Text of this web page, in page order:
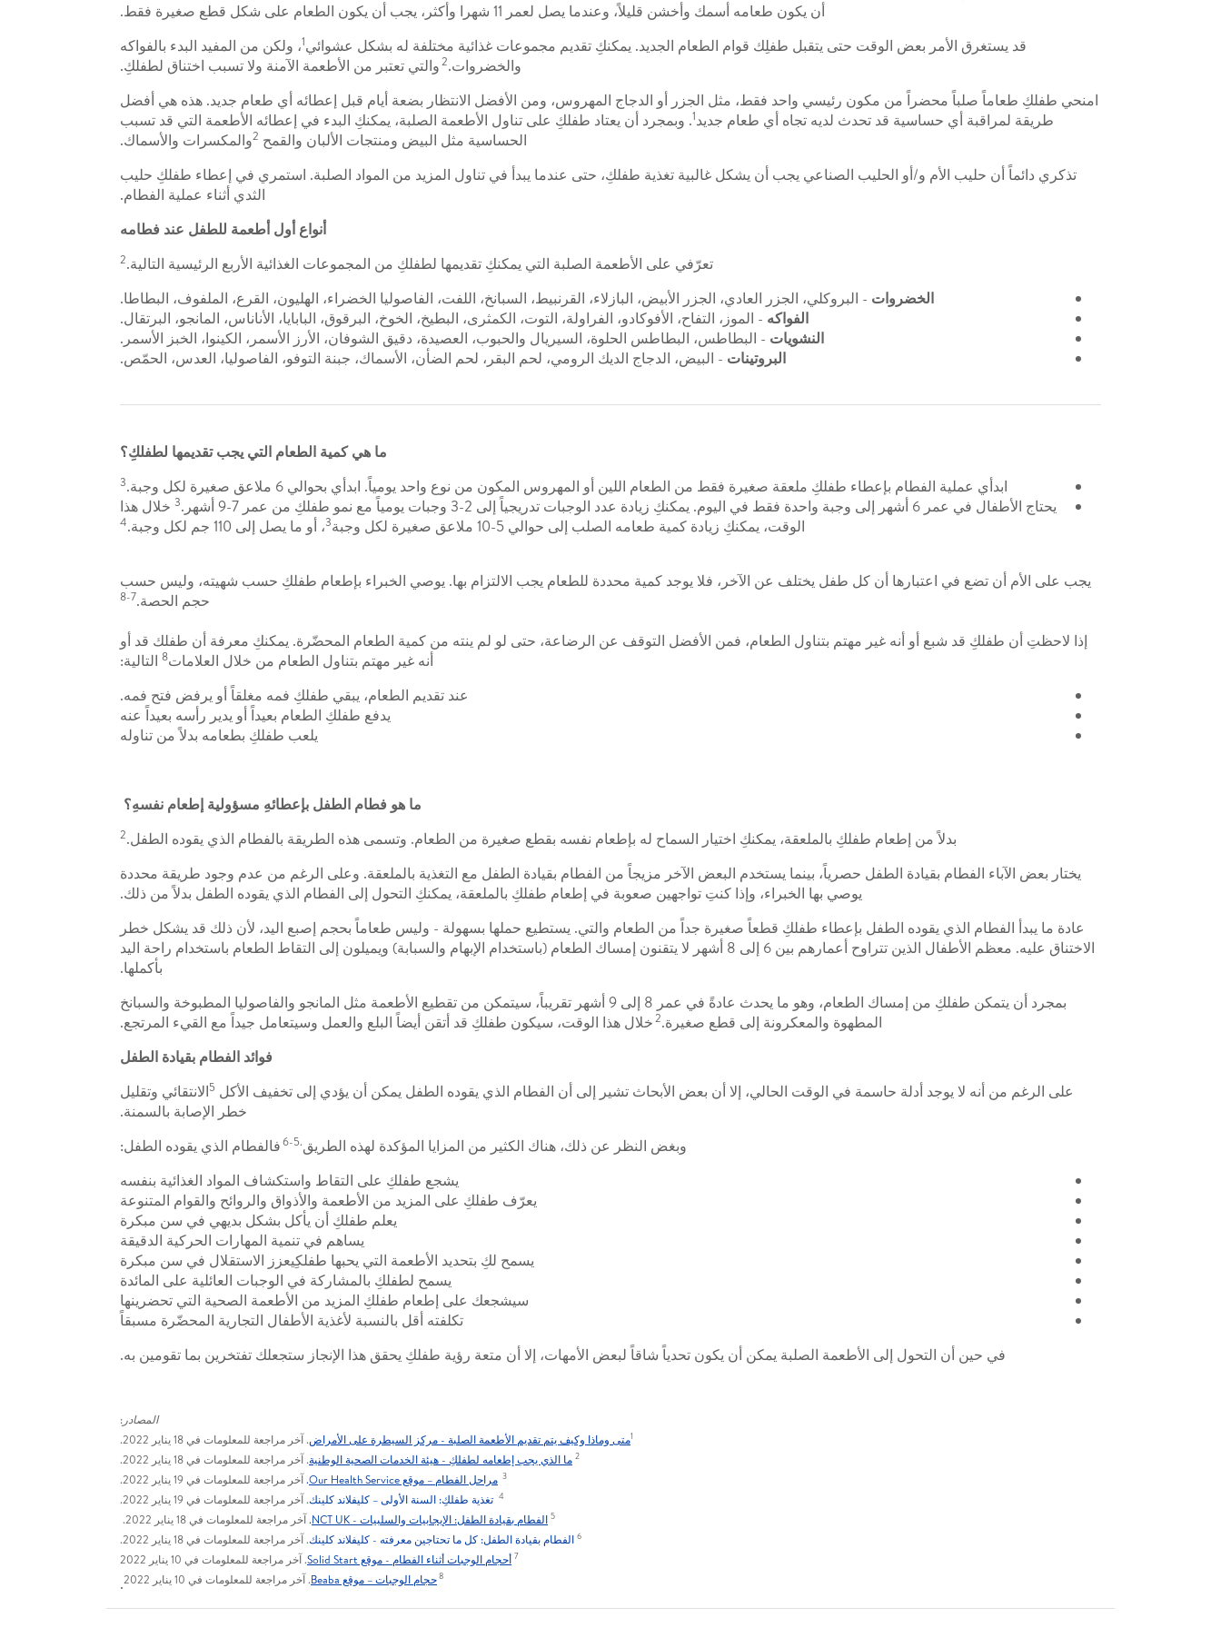
أن يكون طعامه أسمك وأخشن قليلاً، وعندما يصل لعمر 11 شهرا وأكثر، يجب أن يكون الطعام على شكل قطع صغيرة فقط.
قد يستغرق الأمر بعض الوقت حتى يتقبل طفلِك قوام الطعام الجديد. يمكنكِ تقديم مجموعات غذائية مختلفة له بشكل عشوائي1، ولكن من المفيد البدء بالفواكه
والخضروات.2والتي تعتبر من الأطعمة الآمنة ولا تسبب اختناق لطفلكِ.
امنحي طفلكِ طعاماً صلباً محضراً من مكون رئيسي واحد فقط، مثل الجزر أو الدجاج المهروس، ومن الأفضل الانتظار بضعة أيام قبل إعطائه أي طعام جديد. هذه هي أفضل
طريقة لمراقبة أي حساسية قد تحدث لديه تجاه أي طعام جديد1. وبمجرد أن يعتاد طفلكِ على تناول الأطعمة الصلبة، يمكنكِ البدء في إعطائه الأطعمة التي قد تسبب
الحساسية مثل البيض ومنتجات الألبان والقمح 2والمكسرات والأسماك.
تذكري دائماً أن حليب الأم و/أو الحليب الصناعي يجب أن يشكل غالبية تغذية طفلكِ، حتى عندما يبدأ في تناول المزيد من المواد الصلبة. استمري في إعطاء طفلكِ حليب
الثدي أثناء عملية الفطام.
أنواع أول أطعمة للطفل عند فطامه
تعرّفي على الأطعمة الصلبة التي يمكنكِ تقديمها لطفلكِ من المجموعات الغذائية الأربع الرئيسية التالية.2
الخضروات - البروكلي، الجزر العادي، الجزر الأبيض، البازلاء، القرنبيط، السبانخ، اللفت، الفاصوليا الخضراء، الهليون، القرع، الملفوف، البطاطا.
الفواكه - الموز، التفاح، الأفوكادو، الفراولة، التوت، الكمثرى، البطيخ، الخوخ، البرقوق، البابايا، الأناناس، المانجو، البرتقال.
النشويات - البطاطس، البطاطس الحلوة، السيريال والحبوب، العصيدة، دقيق الشوفان، الأرز الأسمر، الكينوا، الخبز الأسمر.
البروتينات - البيض، الدجاج الديك الرومي، لحم البقر، لحم الضأن، الأسماك، جبنة التوفو، الفاصوليا، العدس، الحمّص.
ما هي كمية الطعام التي يجب تقديمها لطفلكِ؟
ابدأي عملية الفطام بإعطاء طفلكِ ملعقة صغيرة فقط من الطعام اللين أو المهروس المكون من نوع واحد يومياً. ابدأي بحوالي 6 ملاعق صغيرة لكل وجبة.
3
يحتاج الأطفال في عمر 6 أشهر إلى وجبة واحدة فقط في اليوم. يمكنكِ زيادة عدد الوجبات تدريجياً إلى 2-3 وجبات يومياً مع نمو طفلكِ من عمر 7-9 أشهر. 3 خلال هذا
الوقت، يمكنكِ زيادة كمية طعامه الصلب إلى حوالي 5-10 ملاعق صغيرة لكل وجبة
3، أو ما يصل إلى 110 جم لكل وجبة. 4
يجب على الأم أن تضع في اعتبارها أن كل طفل يختلف عن الآخر، فلا يوجد كمية محددة للطعام يجب الالتزام بها. يوصي الخبراء بإطعام طفلكِ حسب شهيته، وليس حسب
حجم الحصة.7-8
إذا لاحظتِ أن طفلكِ قد شبع أو أنه غير مهتم بتناول الطعام، فمن الأفضل التوقف عن الرضاعة، حتى لو لم ينته من كمية الطعام المحضّرة. يمكنكِ معرفة أن طفلك قد أو
أنه غير مهتم بتناول الطعام من خلال العلامات8 التالية:
عند تقديم الطعام، يبقي طفلكِ فمه مغلقاً أو يرفض فتح فمه.
يدفع طفلكِ الطعام بعيداً أو يدير رأسه بعيداً عنه
يلعب طفلكِ بطعامه بدلاً من تناوله
ما هو فطام الطفل بإعطائهِ مسؤولية إطعام نفسهِ؟
بدلاً من إطعام طفلكِ بالملعقة، يمكنكِ اختيار السماح له بإطعام نفسه بقطع صغيرة من الطعام. وتسمى هذه الطريقة بالفطام الذي يقوده الطفل.2
يختار بعض الآباء الفطام بقيادة الطفل حصرياً، بينما يستخدم البعض الآخر مزيجاً من الفطام بقيادة الطفل مع التغذية بالملعقة. وعلى الرغم من عدم وجود طريقة محددة
يوصي بها الخبراء، وإذا كنتِ تواجهين صعوبة في إطعام طفلكِ بالملعقة، يمكنكِ التحول إلى الفطام الذي يقوده الطفل بدلاً من ذلك.
عادة ما يبدأ الفطام الذي يقوده الطفل بإعطاء طفلكِ قطعاً صغيرة جداً من الطعام والتي. يستطيع حملها بسهولة - وليس طعاماً بحجم إصبع اليد، لأن ذلك قد يشكل خطر
الاختناق عليه. معظم الأطفال الذين تتراوح أعمارهم بين 6 إلى 8 أشهر لا يتقنون إمساك الطعام (باستخدام الإبهام والسبابة) ويميلون إلى التقاط الطعام باستخدام راحة اليد
بأكملها.
بمجرد أن يتمكن طفلكِ من إمساك الطعام، وهو ما يحدث عادةً في عمر 8 إلى 9 أشهر تقريباً، سيتمكن من تقطيع الأطعمة مثل المانجو والفاصوليا المطبوخة والسبانخ
المطهوة والمعكرونة إلى قطع صغيرة.2خلال هذا الوقت، سيكون طفلكِ قد أتقن أيضاً البلع والعمل وسيتعامل جيداً مع القيء المرتجع.
فوائد الفطام بقيادة الطفل
على الرغم من أنه لا يوجد أدلة حاسمة في الوقت الحالي، إلا أن بعض الأبحاث تشير إلى أن الفطام الذي يقوده الطفل يمكن أن يؤدي إلى تخفيف الأكل 5الانتقائي وتقليل
خطر الإصابة بالسمنة.
وبغض النظر عن ذلك، هناك الكثير من المزايا المؤكدة لهذه الطريق.5-6
فالفطام الذي يقوده الطفل:
يشجع طفلكِ على التقاط واستكشاف المواد الغذائية بنفسه
يعرّف طفلكِ على المزيد من الأطعمة والأذواق والروائح والقوام المتنوعة
يعلم طفلكِ أن يأكل بشكل بديهي في سن مبكرة
يساهم في تنمية المهارات الحركية الدقيقة
يسمح لكِ بتحديد الأطعمة التي يحبها طفلكِيعزز الاستقلال في سن مبكرة
يسمح لطفلكِ بالمشاركة في الوجبات العائلية على المائدة
سيشجعك على إطعام طفلكِ المزيد من الأطعمة الصحية التي تحضرينها
تكلفته أقل بالنسبة لأغذية الأطفال التجارية المحضّرة مسبقاً
في حين أن التحول إلى الأطعمة الصلبة يمكن أن يكون تحدياً شاقاً لبعض الأمهات، إلا أن متعة رؤية طفلكِ يحقق هذا الإنجاز ستجعلك تفتخرين بما تقومين به.
المصادر :
1متى وماذا وكيف يتم تقديم الأطعمة الصلبة - مركز السيطرة على الأمراض. آخر مراجعة للمعلومات في 18 يناير 2022.
2 ما الذي يجب إطعامه لطفلكِ - هيئة الخدمات الصحية الوطنية. آخر مراجعة للمعلومات في 18 يناير 2022.
3 مراحل الفطام – موقع Our Health Service .آخر مراجعة للمعلومات في 19 يناير 2022.
4 تغذية طفلكِ: السنة الأولى – كليفلاند كلينك. آخر مراجعة للمعلومات في 19 يناير 2022.
5 الفطام بقيادة الطفل: الإيجابيات والسلبيات - NCT UK .آخر مراجعة للمعلومات في 18 يناير 2022.
6 الفطام بقيادة الطفل: كل ما تحتاجين معرفته - كليفلاند كلينك. آخر مراجعة للمعلومات في 18 يناير 2022.
7 أحجام الوجبات أثناء الفطام - موقع Solid Start . آخر مراجعة للمعلومات في 10 يناير 2022
8حجام الوجبات – موقع Beaba . آخر مراجعة للمعلومات في 10 يناير 2022 .